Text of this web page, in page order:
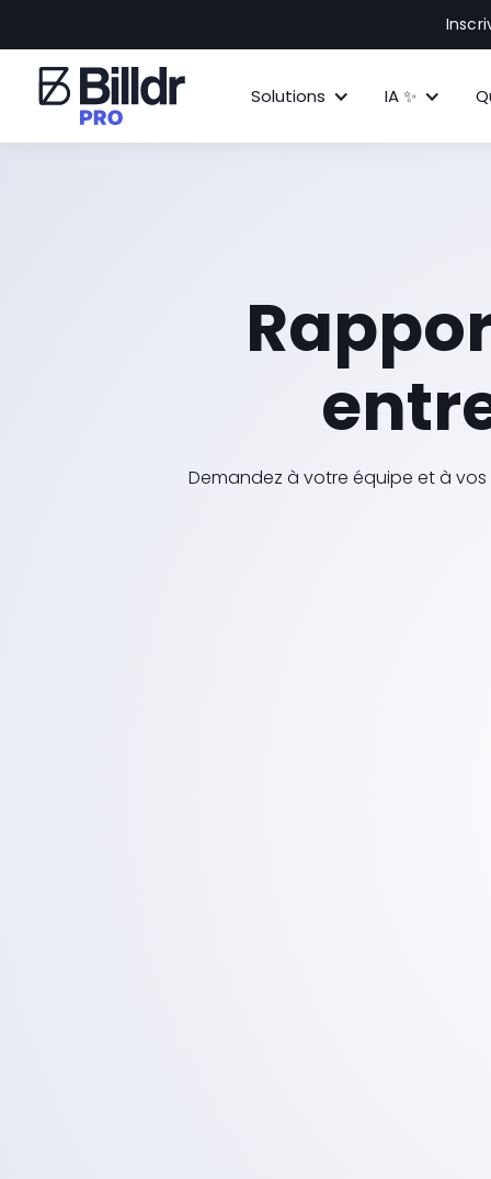
Solutions IA ✨
Demandez à votre équipe et à